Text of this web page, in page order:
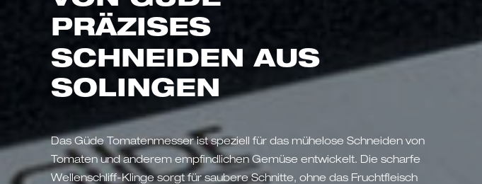
PRÄZISES
SCHNEIDEN AUS
SOLINGEN
Das Güde Tomatenmesser ist speziell für das mühelose Schneiden von
Tomaten und anderem empfindlichen Gemüse entwickelt. Die scharfe
Wellenschliff-Klinge sorgt für saubere Schnitte, ohne das Fruchtfleisch